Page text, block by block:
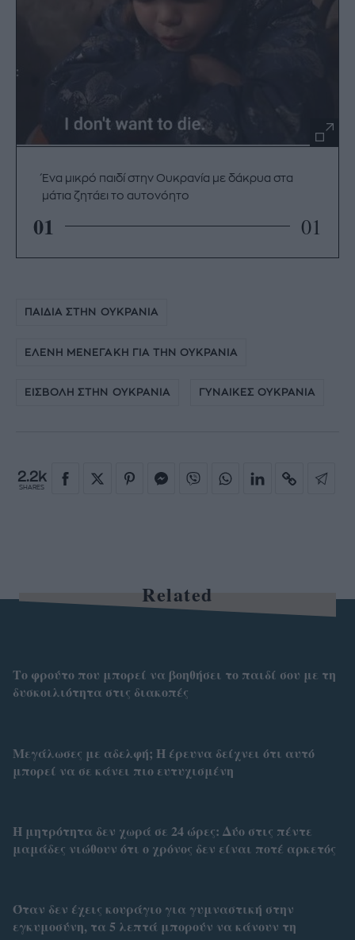
Ένα μικρό παιδί στην Ουκρανία με δάκρυα στα
μάτια ζητάει το αυτονόητο
01 01
ΠΑΙΔΙΑ ΣΤΗΝ ΟΥΚΡΑΝΙΑ
ΕΛΕΝΗ ΜΕΝΕΓΑΚΗ ΓΙΑ ΤΗΝ ΟΥΚΡΑΝΙΑ
ΕΙΣΒΟΛΗ ΣΤΗΝ ΟΥΚΡΑΝΙΑ ΓΥΝΑΙΚΕΣ ΟΥΚΡΑΝΙΑ
2.2k
SHARES
Related
Το φρούτο που μπορεί να βοηθήσει το παιδί σου με τη
δυσκοιλιότητα στις διακοπές
Μεγάλωσες με αδελφή; Η έρευνα δείχνει ότι αυτό
μπορεί να σε κάνει πιο ευτυχισμένη
Η μητρότητα δεν χωρά σε 24 ώρες: Δύο στις πέντε
μαμάδες νιώθουν ότι ο χρόνος δεν είναι ποτέ αρκετός
Όταν δεν έχεις κουράγιο για γυμναστική στην
εγκυμοσύνη, τα 5 λεπτά μπορούν να κάνουν τη